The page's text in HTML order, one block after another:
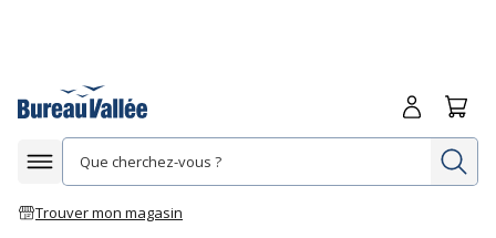
Afficher la navigation
Trouver mon magasin
Me